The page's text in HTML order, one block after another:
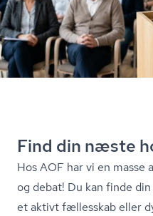
Find din næste
Hos AOF har vi en
og debat! Du kan finde
et aktivt fællesskab eller